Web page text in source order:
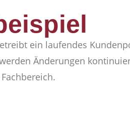
ein laufendes
Änderungen